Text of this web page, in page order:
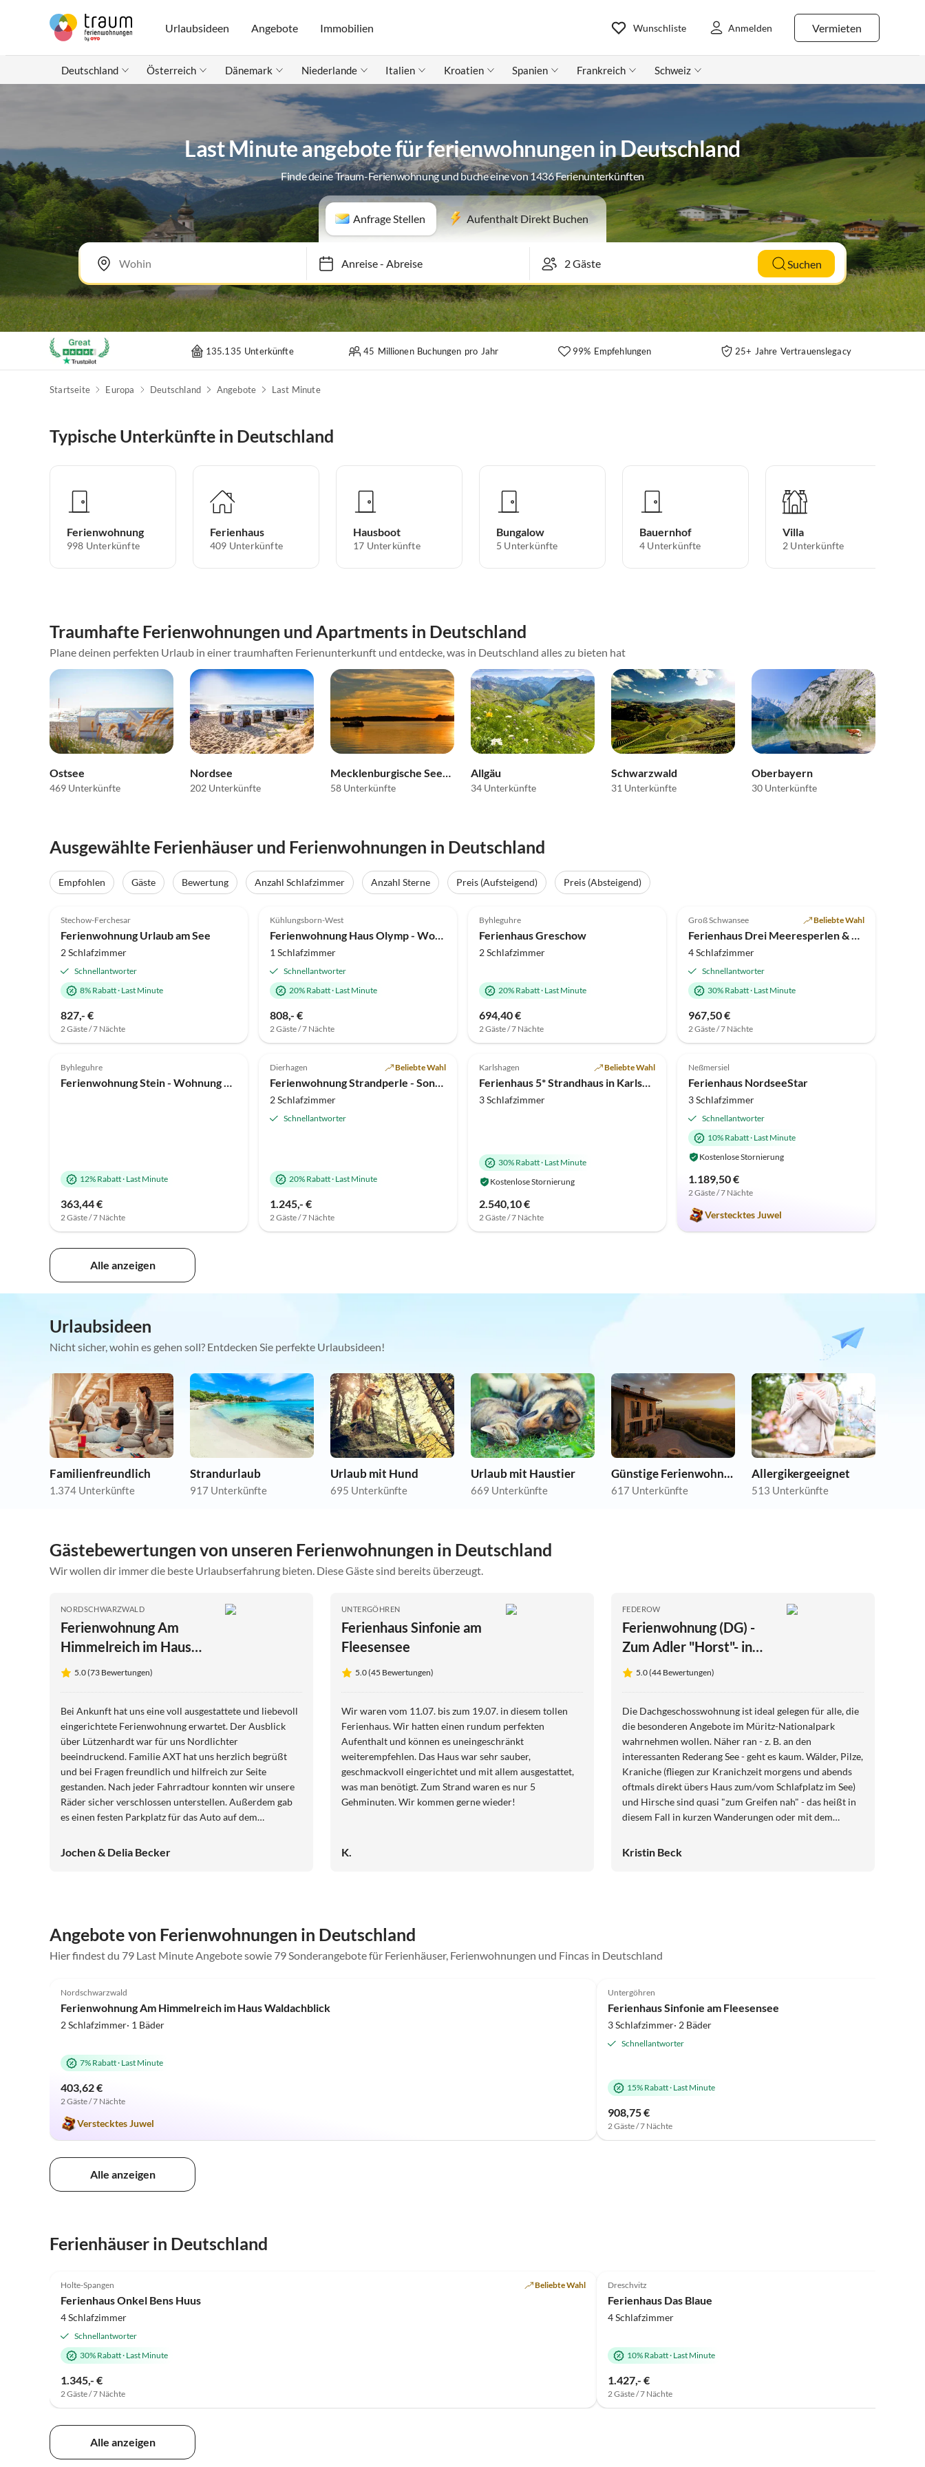
Urlaubsideen Angebote Immobilien Vermieten
Wunschliste Anmelden
Deutschland Österreich Dänemark Niederlande Italien Kroatien Spanien Frankreich Schweiz
Last Minute angebote für ferienwohnungen in Deutschland
Finde deine Traum-Ferienwohnung und buche eine von 1436 Ferienunterkünften
Anfrage Stellen Aufenthalt Direkt Buchen
Anreise-Abreise Suchen
135.135 Unterkünfte 45 Millionen Buchungen pro Jahr 99% Empfehlungen 25+ Jahre Vertrauenslegacy
Startseite Europa Deutschland Angebote Last Minute
Typische Unterkünfte in Deutschland
Ferienwohnung
998 Unterkünfte
Ferienhaus
409 Unterkünfte
Hausboot
17 Unterkünfte
Bungalow
5 Unterkünfte
Bauernhof
4 Unterkünfte
Villa
2 Unterkünfte
Traumhafte Ferienwohnungen und Apartments in Deutschland
Plane deinen perfekten Urlaub in einer traumhaften Ferienunterkunft und entdecke, was in Deutschland alles zu bieten hat
Ostsee
469 Unterkünfte
Nordsee
202 Unterkünfte
Mecklenburgische Seenplatte
58 Unterkünfte
Allgäu
34 Unterkünfte
Schwarzwald
31 Unterkünfte
Oberbayern
30 Unterkünfte
Ausgewählte Ferienhäuser und Ferienwohnungen in Deutschland
Empfohlen Gäste Bewertung Anzahl Schlafzimmer Anzahl Sterne Preis (Aufsteigend) Preis (Absteigend)
Top-Inserat
Stechow-Ferchesar
Ferienwohnung Urlaub am See
2 Schlafzimmer
Schnellantworter
8% Rabatt· Last Minute
827,- €
2 Gäste / 7 Nächte
Top-Inserat
Kühlungsborn-West
Ferienwohnung Haus Olymp - Wohnung 16
1 Schlafzimmer
Schnellantworter
20% Rabatt· Last Minute
808,- €
2 Gäste / 7 Nächte
Top-Inserat
Byhleguhre
Ferienhaus Greschow
2 Schlafzimmer
20% Rabatt· Last Minute
694,40 €
2 Gäste / 7 Nächte
Groß Schwansee Beliebte Wahl
Ferienhaus Drei Meeresperlen & Spa
4 Schlafzimmer
Schnellantworter
30% Rabatt· Last Minute
967,50 €
2 Gäste / 7 Nächte
Top-Inserat
5.0 (2)
Byhleguhre
Ferienwohnung Stein - Wohnung Spreewald
12% Rabatt· Last Minute
363,44 €
2 Gäste / 7 Nächte
Top-Inserat
5.0 (2)
Dierhagen Beliebte Wahl
Ferienwohnung Strandperle - Sonnige Traumlage am Strand****
2 Schlafzimmer
Schnellantworter
20% Rabatt· Last Minute
1.245,- €
2 Gäste / 7 Nächte
Top-Inserat
5.0 (1)
Karlshagen Beliebte Wahl
Ferienhaus 5* Strandhaus in Karlshagen
3 Schlafzimmer
30% Rabatt· Last Minute
Kostenlose Stornierung
2.540,10 €
2 Gäste / 7 Nächte
Top-Inserat
5.0 (1)
Neßmersiel
Ferienhaus NordseeStar
3 Schlafzimmer
Schnellantworter
10% Rabatt· Last Minute
Kostenlose Stornierung
1.189,50 €
2 Gäste / 7 Nächte
Verstecktes Juwel
Alle anzeigen
Urlaubsideen
Nicht sicher, wohin es gehen soll? Entdecken Sie perfekte Urlaubsideen!
Familienfreundlich
1.374 Unterkünfte
Strandurlaub
917 Unterkünfte
Urlaub mit Hund
695 Unterkünfte
Urlaub mit Haustier
669 Unterkünfte
Günstige Ferienwohnungen
617 Unterkünfte
Allergikergeeignet
513 Unterkünfte
Gästebewertungen von unseren Ferienwohnungen in Deutschland
Wir wollen dir immer die beste Urlaubserfahrung bieten. Diese Gäste sind bereits überzeugt.
NORDSCHWARZWALD
Ferienwohnung Am
Himmelreich im Haus
Waldachblick
5.0 (73 Bewertungen)
Bei Ankunft hat uns eine voll ausgestattete und liebevoll
eingerichtete Ferienwohnung erwartet. Der Ausblick
über Lützenhardt war für uns Nordlichter
beeindruckend. Familie AXT hat uns herzlich begrüßt
und bei Fragen freundlich und hilfreich zur Seite
gestanden. Nach jeder Fahrradtour konnten wir unsere
Räder sicher verschlossen unterstellen. Außerdem gab
es einen festen Parkplatz für das Auto auf dem
Schwarzwald an Familie Axt mit allen ihren freundlichen
Jochen & Delia Becker
UNTERGÖHREN
Ferienhaus Sinfonie am
Fleesensee
5.0 (45 Bewertungen)
Wir waren vom 11.07. bis zum 19.07. in diesem tollen
Ferienhaus. Wir hatten einen rundum perfekten
Aufenthalt und können es uneingeschränkt
weiterempfehlen. Das Haus war sehr sauber,
geschmackvoll eingerichtet und mit allem ausgestattet,
was man benötigt. Zum Strand waren es nur 5
Gehminuten. Wir kommen gerne wieder!
K.
FEDEROW
Ferienwohnung (DG) -
Zum Adler "Horst"- in
Federow
5.0 (44 Bewertungen)
Die Dachgeschosswohnung ist ideal gelegen für alle, die
die besonderen Angebote im Müritz-Nationalpark
wahrnehmen wollen. Näher ran - z. B. an den
interessanten Rederang See - geht es kaum. Wälder, Pilze,
Kraniche (fliegen zur Kranichzeit morgens und abends
oftmals direkt übers Haus zum/vom Schlafplatz im See)
und Hirsche sind quasi "zum Greifen nah" - das heißt in
diesem Fall in kurzen Wanderungen oder mit dem
direkt um die Ecke. Die saubere Wohnung bietet sehr gut
Kristin Beck
Angebote von Ferienwohnungen in Deutschland
Hier findest du 79 Last Minute Angebote sowie 79 Sonderangebote für Ferienhäuser, Ferienwohnungen und Fincas in Deutschland
Nordschwarzwald
Ferienwohnung Am Himmelreich im Haus Waldachblick
2 Schlafzimmer· 1 Bäder
7% Rabatt· Last Minute
403,62 €
2 Gäste / 7 Nächte
Verstecktes Juwel
Untergöhren
Ferienhaus Sinfonie am Fleesensee
3 Schlafzimmer· 2 Bäder
Schnellantworter
15% Rabatt· Last Minute
908,75 €
2 Gäste / 7 Nächte
Alle anzeigen
Ferienhäuser in Deutschland
Holte-Spangen Beliebte Wahl
Ferienhaus Onkel Bens Huus
4 Schlafzimmer
Schnellantworter
30% Rabatt· Last Minute
1.345,- €
2 Gäste / 7 Nächte
Dreschvitz
Ferienhaus Das Blaue
4 Schlafzimmer
10% Rabatt· Last Minute
1.427,- €
2 Gäste / 7 Nächte
Alle anzeigen